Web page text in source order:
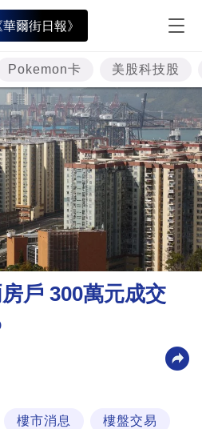
爾街日報》
Pokemon卡 美股科技股
戶 300萬元成交
樓市消息 樓盤交易